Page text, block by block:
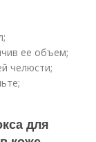
ее объем;
челюсти;
для